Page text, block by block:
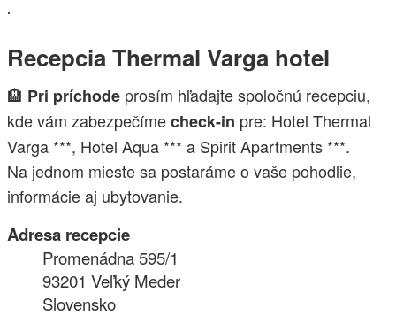
.
Recepcia Thermal Varga hotel
🏨 Pri príchode prosím hľadajte spoločnú recepciu,
kde vám zabezpečímecheck-in pre: Hotel Thermal
Varga ***, Hotel Aqua *** a Spirit Apartments ***.
Na jednom mieste sa postaráme o vaše pohodlie,
informácie aj ubytovanie.
Adresa recepcie
Promenádna 595/1
93201 Veľký Meder
Slovensko